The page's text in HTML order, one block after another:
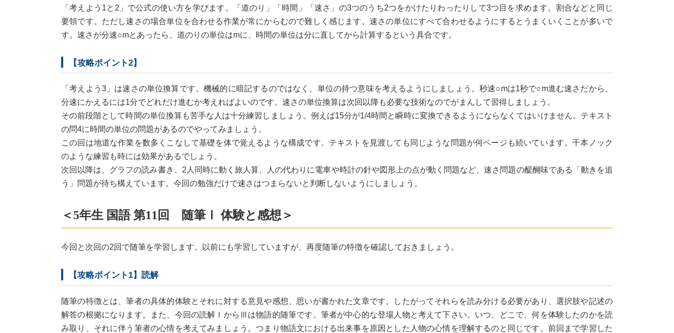
「考えよう1と2」で公式の使い方を学びます。「道のり」「時間」「速さ」の3つのうち2つをかけたりわったりして3つ目を求めます。割合などと同じ
要領です。ただし速さの場合単位を合わせる作業が常にからむので難しく感じます。速さの単位にすべて合わせるようにするとうまくいくことが多いで
す。速さが分速○mとあったら、道のりの単位はmに、時間の単位は分に直してから計算するという具合です。
【攻略ポイント2】
「考えよう3」は速さの単位換算です。機械的に暗記するのではなく、単位の持つ意味を考えるようにしましょう。秒速○mは1秒で○m進む速さだから、
分速にかえるには1分でどれだけ進むか考えればよいのです。速さの単位換算は次回以降も必要な技術なのでがまんして習得しましょう。
その前段階として時間の単位換算も苦手な人は十分練習しましょう。例えば15分が1/4時間と瞬時に変換できるようにならなくてはいけません。テキスト
の問4に時間の単位の問題があるのでやってみましょう。
この回は地道な作業を数多くこなして基礎を体で覚えるような構成です。テキストを見渡しても同じような問題が何ページも続いています。千本ノック
のような練習も時には効果があるでしょう。
次回以降は、グラフの読み書き、2人同時に動く旅人算、人の代わりに電車や時計の針や図形上の点が動く問題など、速さ問題の醍醐味である「動きを追
う」問題が待ち構えています。今回の勉強だけで速さはつまらないと判断しないようにしましょう。
＜5年生 国語 第11回 随筆Ⅰ 体験と感想＞
今回と次回の2回で随筆を学習します。以前にも学習していますが、再度随筆の特徴を確認しておきましょう。
【攻略ポイント1】読解
随筆の特徴とは、筆者の具体的体験とそれに対する意見や感想、思いが書かれた文章です。したがってそれらを読み分ける必要があり、選択肢や記述の
解答の根拠になります。また、今回の読解ⅠからⅢは物語的随筆です。筆者が中心的な登場人物と考えて下さい。いつ、どこで、何を体験したのかを読
み取り、それに伴う筆者の心情を考えてみましょう。つまり物語文における出来事を原因とした人物の心情を理解するのと同じです。前回まで学習した